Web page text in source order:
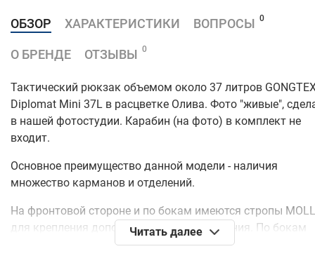
ОБЗОР ХАРАКТЕРИСТИКИ ВОПРОСЫ 0
О БРЕНДЕ ОТЗЫВЫ 0
Тактический рюкзак объемом около 37 литров
Diplomat Mini 37L в расцветке Олива. Фото "живые",
в нашей фотостудии. Карабин (на фото) в комплект не
входит.
Основное преимущество данной модели - наличия
множество карманов и отделений.
На фронтовой стороне и по бокам имеются стропы
для крепления дополнительного снаряжения. По бокам
рюкзака имеются по две компрессионные стропы на
Читать далее